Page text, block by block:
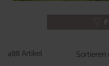
488 Artikel Sortieren